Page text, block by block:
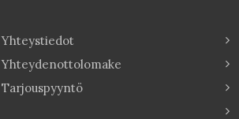
Yhteystiedot
Yhteydenottolomake
Tarjouspyyntö